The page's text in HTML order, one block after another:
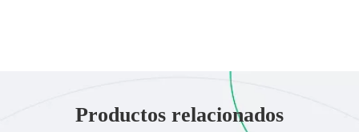
Productos relacionados